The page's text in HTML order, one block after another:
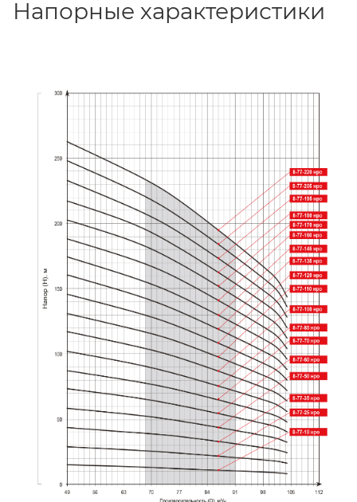
Напорные характеристики